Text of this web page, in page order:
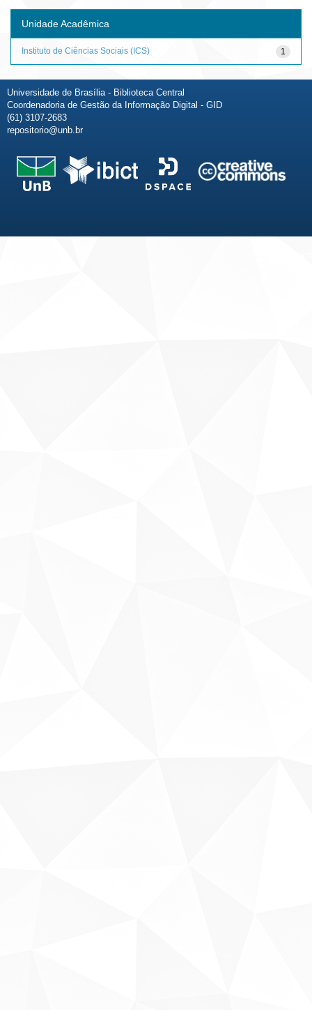
Unidade Acadêmica
1
Instituto de Ciências Sociais (ICS)
Universidade de Brasília - Biblioteca Central
Coordenadoria de Gestão da Informação Digital - GID
(61) 3107-2683
repositorio@unb.br